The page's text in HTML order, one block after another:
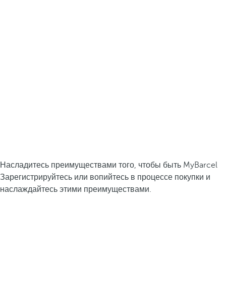
Насладитесь преимуществами того, чтобы быть MyBarcel
Зарегистрируйтесь или вопийтесь в процессе покупки и
наслаждайтесь этими преимуществами.